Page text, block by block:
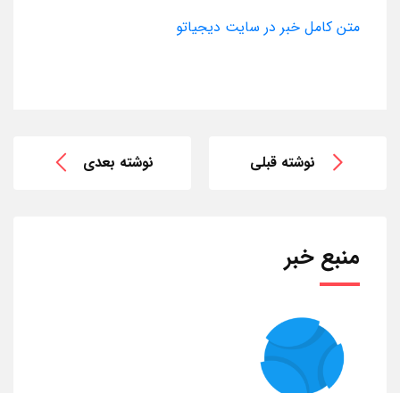
متن کامل خبر در سایت دیجیاتو
نوشته قبلی نوشته بعدی
منبع خبر